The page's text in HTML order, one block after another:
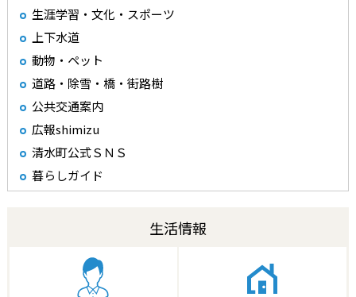
生涯学習・文化・スポーツ
上下水道
動物・ペット
道路・除雪・橋・街路樹
公共交通案内
広報shimizu
清水町公式ＳＮＳ
暮らしガイド
生活情報